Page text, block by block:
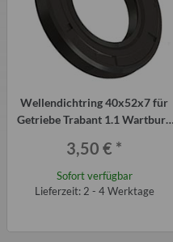
Wellendichtring 40x52x7 für
Getriebe Trabant 1.1 Wartburg
3,50 € *
Sofort verfügbar
Lieferzeit: 2 - 4 Werktage